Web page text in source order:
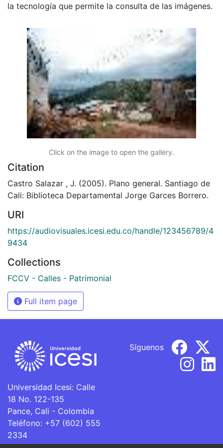
la tecnología que permite la consulta de las imágenes.
Click on the image to open the gallery.
Citation
Castro Salazar , J. (2005). Plano general. Santiago de
Cali: Biblioteca Departamental Jorge Garces Borrero.
URI
https://audiovisuales.icesi.edu.co/handle/123456789/4
9434
Collections
FCCV - Calles - Patrimonial
Full item page
Universidad Icesi: Calle
18 No. 122-135
Pance, Cali - Colombia
Teléfono: +57 (602) 555
2334
Síguenos